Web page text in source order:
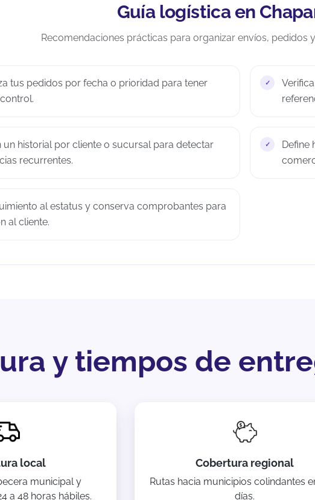
Guía logística en
Recomendaciones prácticas para organizar envíos, pedidos
tus pedidos por fecha o prioridad para tener
un historial por cliente o sucursal para detectar
recurrentes.
Define
al estatus y conserva comprobantes para
al cliente.
y tiempos de
local
municipal y
a 48 horas hábiles.
Cobertura regional
Rutas hacia municipios colindantes
días.